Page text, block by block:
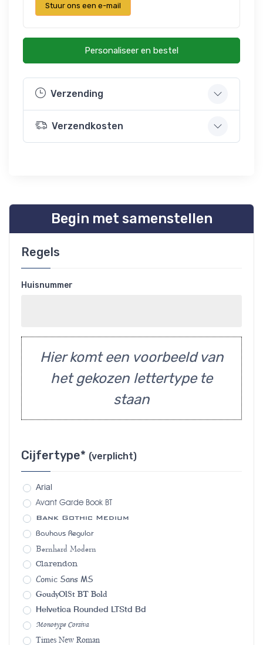
Stuur ons een e-mail
Personaliseer en bestel
Verzending
Verzendkosten
Begin met samenstellen
Regels
Huisnummer
Hier komt een voorbeeld van
het gekozen lettertype te
staan
Cijfertype* (verplicht)
Arial
Avant Garde Book BT
Bank Gothic Medium
Bauhaus Regular
Bernhard Modern
Clarendon
Comic Sans MS
GoudyOlSt BT Bold
Helvetica Rounded LTStd Bd
Monotype Corsiva
Times New Roman